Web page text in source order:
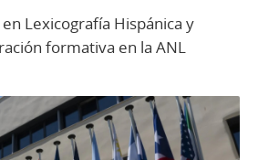
Lexicografía Hispánica y
formativa en la ANL